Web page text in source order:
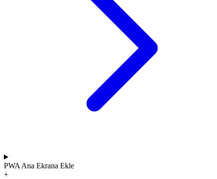
PWA Ana Ekrana Ekle
+